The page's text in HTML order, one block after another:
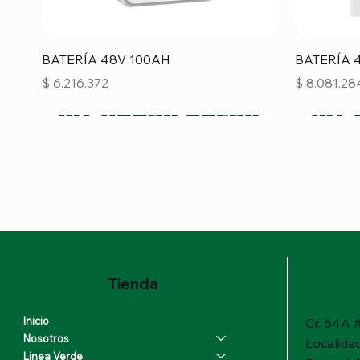
Vista rápida
BATERÍA 48V 100AH
Precio
$ 6.216.372
BATERÍA
Precio
$
Cr. 64A
Tienda
Inicio
Nosotros
Linea Verde